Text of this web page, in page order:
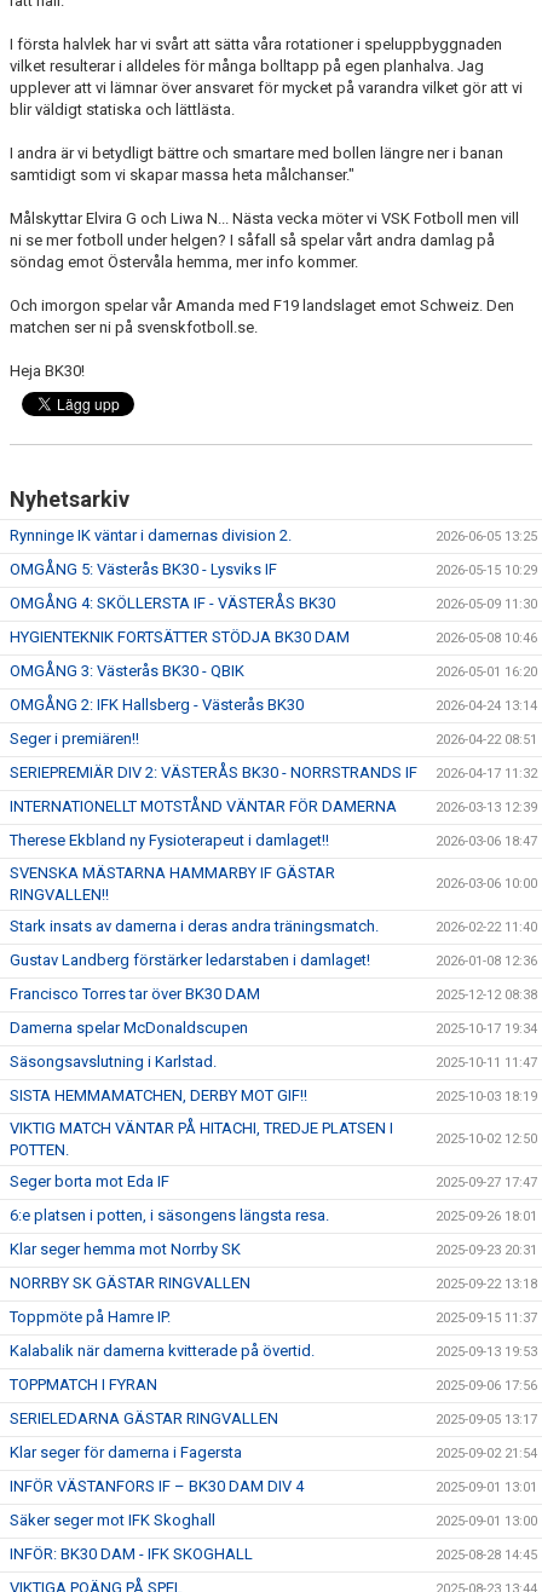
I första halvlek har vi svårt att sätta våra rotationer i speluppbyggnaden
vilket resulterar i alldeles för många bolltapp på egen planhalva. Jag
upplever att vi lämnar över ansvaret för mycket på varandra vilket gör att vi
blir väldigt statiska och lättlästa.
I andra är vi betydligt bättre och smartare med bollen längre ner i banan
samtidigt som vi skapar massa heta målchanser."
Målskyttar Elvira G och Liwa N... Nästa vecka möter vi VSK Fotboll men vill
ni se mer fotboll under helgen? I såfall så spelar vårt andra damlag på
söndag emot Östervåla hemma, mer info kommer.
Och imorgon spelar vår Amanda med F19 landslaget emot Schweiz. Den
matchen ser ni på svenskfotboll.se.
Heja BK30!
Nyhetsarkiv
Rynninge IK väntar i damernas division 2. 2026-06-05 13:25
OMGÅNG 5: Västerås BK30 - Lysviks IF 2026-05-15 10:29
OMGÅNG 4: SKÖLLERSTA IF - VÄSTERÅS BK30 2026-05-09 11:30
HYGIENTEKNIK FORTSÄTTER STÖDJA BK30 DAM 2026-05-08 10:46
OMGÅNG 3: Västerås BK30 - QBIK 2026-05-01 16:20
OMGÅNG 2: IFK Hallsberg - Västerås BK30 2026-04-24 13:14
Seger i premiären!! 2026-04-22 08:51
SERIEPREMIÄR DIV 2: VÄSTERÅS BK30 - NORRSTRANDS IF 2026-04-17 11:32
INTERNATIONELLT MOTSTÅND VÄNTAR FÖR DAMERNA 2026-03-13 12:39
Therese Ekbland ny Fysioterapeut i damlaget!! 2026-03-06 18:47
SVENSKA MÄSTARNA HAMMARBY IF GÄSTAR
RINGVALLEN!!
2026-03-06 10:00
Stark insats av damerna i deras andra träningsmatch. 2026-02-22 11:40
Gustav Landberg förstärker ledarstaben i damlaget! 2026-01-08 12:36
Francisco Torres tar över BK30 DAM 2025-12-12 08:38
Damerna spelar McDonaldscupen 2025-10-17 19:34
Säsongsavslutning i Karlstad. 2025-10-11 11:47
SISTA HEMMAMATCHEN, DERBY MOT GIF!! 2025-10-03 18:19
VIKTIG MATCH VÄNTAR PÅ HITACHI, TREDJE PLATSEN I
POTTEN.
2025-10-02 12:50
Seger borta mot Eda IF 2025-09-27 17:47
6:e platsen i potten, i säsongens längsta resa. 2025-09-26 18:01
Klar seger hemma mot Norrby SK 2025-09-23 20:31
NORRBY SK GÄSTAR RINGVALLEN 2025-09-22 13:18
Toppmöte på Hamre IP. 2025-09-15 11:37
Kalabalik när damerna kvitterade på övertid. 2025-09-13 19:53
TOPPMATCH I FYRAN 2025-09-06 17:56
SERIELEDARNA GÄSTAR RINGVALLEN 2025-09-05 13:17
Klar seger för damerna i Fagersta 2025-09-02 21:54
INFÖR VÄSTANFORS IF – BK30 DAM DIV 4 2025-09-01 13:01
Säker seger mot IFK Skoghall 2025-09-01 13:00
INFÖR: BK30 DAM - IFK SKOGHALL 2025-08-28 14:45
VIKTIGA POÄNG PÅ SPEL